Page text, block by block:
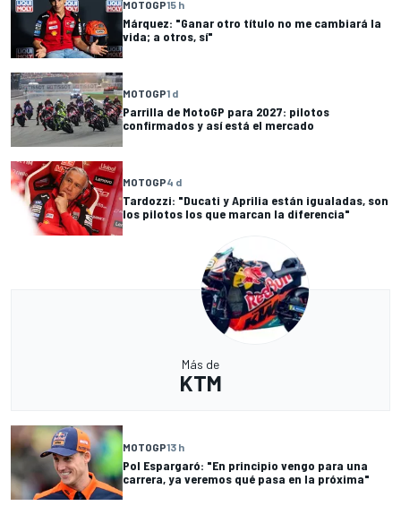
MOTOGP15 h
Márquez: "Ganar otro título no me cambiará la
vida; a otros, sí"
MOTOGP1 d
Parrilla de MotoGP para 2027: pilotos
confirmados y así está el mercado
MOTOGP4 d
Tardozzi: "Ducati y Aprilia están igualadas, son
los pilotos los que marcan la diferencia"
Más de
KTM
MOTOGP13 h
Pol Espargaró: "En principio vengo para una
carrera, ya veremos qué pasa en la próxima"